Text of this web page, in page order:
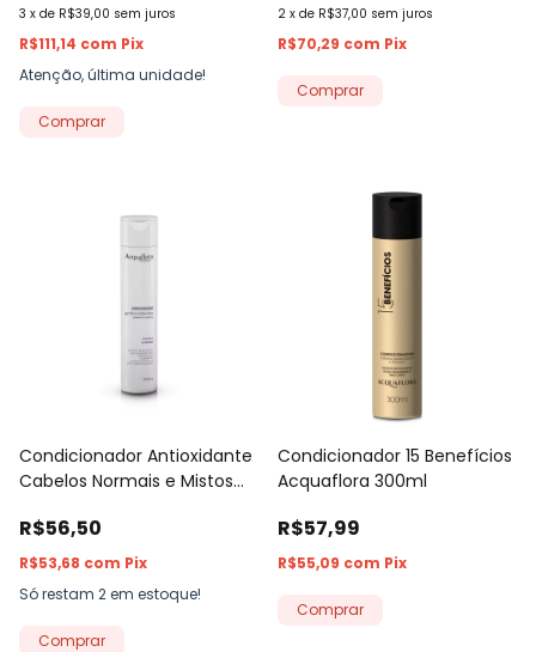
3 x de R$39,00 sem juros
R$111,14 com Pix
Atenção, última unidade!
2 x de R$37,00 sem juros
R$70,29 com Pix
Condicionador Antioxidante
Cabelos Normais e Mistos
R$56,50
R$53,68 com Pix
Só restam 2em estoque!
Condicionador 15 Benefícios
Acquaflora 300ml
R$57,99
R$55,09 com Pix